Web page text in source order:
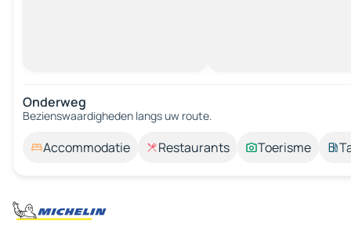
Onderweg
Bezienswaardigheden langs uw route.
Accommodatie Restaurants Toerisme